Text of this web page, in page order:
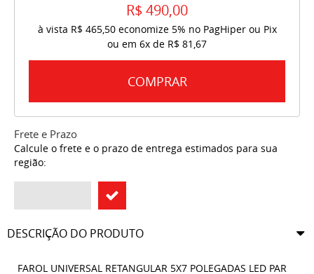
R$ 490,00
à vista R$ 465,50economize 5% no PagHiper ou Pix
ou em 6x de R$ 81,67
COMPRAR
Frete e Prazo
Calcule o frete e o prazo de entrega estimados para sua
região:
DESCRIÇÃO DO PRODUTO
FAROL UNIVERSAL RETANGULAR 5X7 POLEGADAS LED PAR